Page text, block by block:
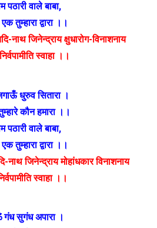
पठारी वाले बाबा,
तुम्हारा द्वारा ।।
नाथ जिनेन्द्राय क्षुधारोग-विनाशनाय
स्वाहा ।।
धुरुव सितारा ।
कौन हमारा ।।
पठारी वाले बाबा,
तुम्हारा द्वारा ।।
नाथ जिनेन्द्राय मोहांधकार विनाशनाय
स्वाहा ।।
सुगंध अपारा ।